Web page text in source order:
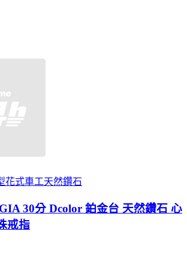
花式車工天然鑽石
30分 Dcolor 鉑金台 天然鑽石 心
戒指